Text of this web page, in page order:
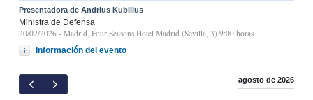
Presentadora de Andrius Kubilius
Ministra de Defensa
20/02/2026 - Madrid, Four Seasons Hotel Madrid (Sevilla, 3) 9:00 horas
Información del evento
agosto de 2026